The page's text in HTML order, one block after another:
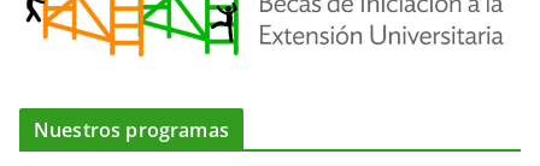
Nuestros programas